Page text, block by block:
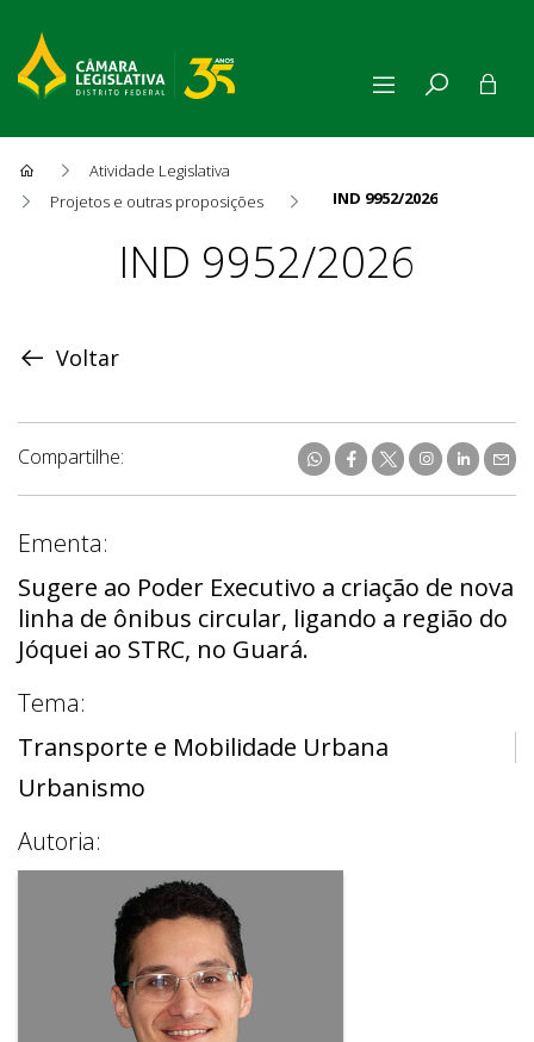
Atividade Legislativa
Projetos e outras proposições
IND 9952/2026
ProposiçãoIND 9952/2026
Voltar
Compartilhe:
Ementa:
Sugere ao Poder Executivo a criação de nova
linha de ônibus circular, ligando a região do
Jóquei ao STRC, no Guará.
Tema:
Transporte e Mobilidade Urbana
Urbanismo
Autoria: